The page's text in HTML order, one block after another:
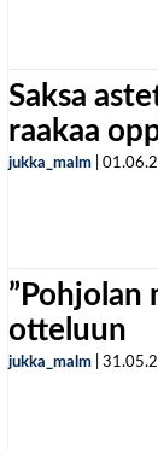
Saksa
raakaa
jukka_malm
”Pohjolan
otteluun
jukka_malm